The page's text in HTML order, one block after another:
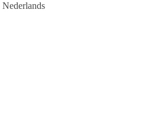
Nederlands